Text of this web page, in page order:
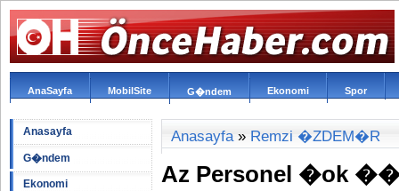
AnaSayfa MobilSite G�ndem Ekonomi Spor
Anasayfa
G�ndem
Ekonomi
Anasayfa» Remzi �ZDEM�R
Az Personel �ok